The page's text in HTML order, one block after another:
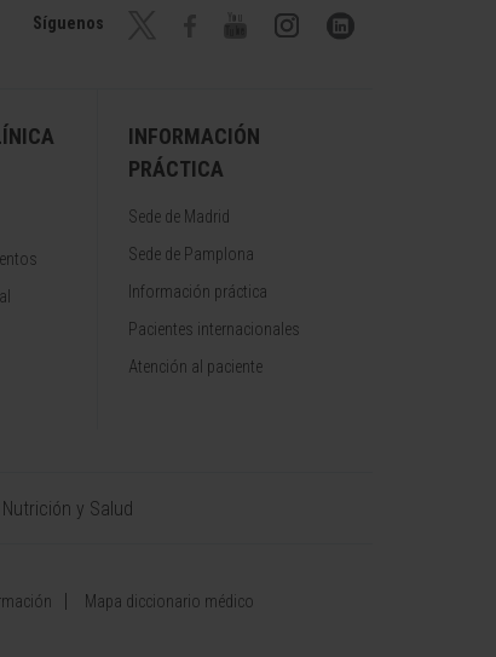
Síguenos
INFORMACIÓN
PRÁCTICA
Sede de Madrid
Sede de Pamplona
Información práctica
Pacientes internacionales
Atención al paciente
y Salud
Mapa diccionario médico